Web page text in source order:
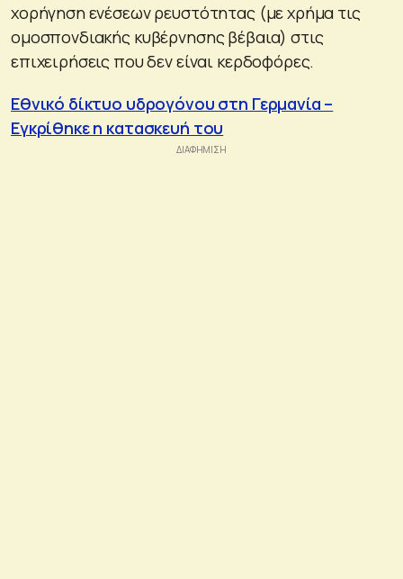
χορήγηση ενέσεων ρευστότητας (με χρήμα τις
ομοσπονδιακής κυβέρνησης βέβαια) στις
επιχειρήσεις που δεν είναι κερδοφόρες.
Εθνικό δίκτυο υδρογόνου στη Γερμανία –
Εγκρίθηκε η κατασκευή του